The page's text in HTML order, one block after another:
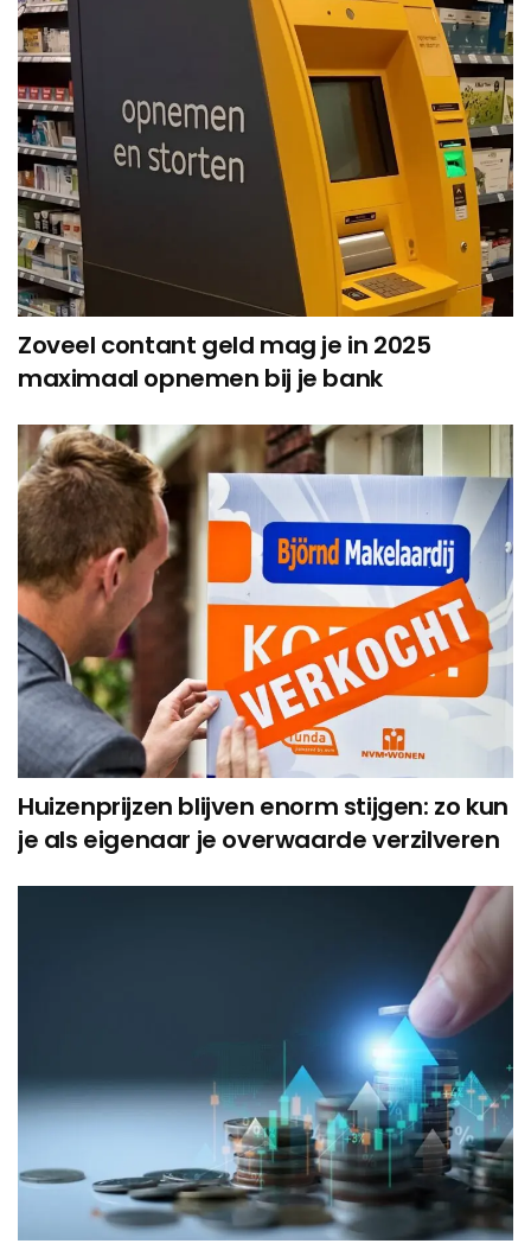
Zoveel contant geld mag je in 2025
maximaal opnemen bij je bank
Huizenprijzen blijven enorm stijgen: zo kun
je als eigenaar je overwaarde verzilveren